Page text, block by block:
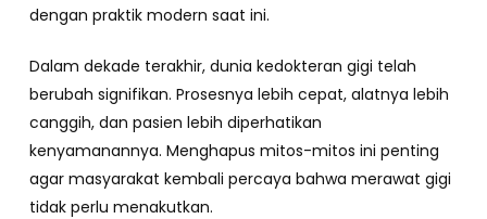
dengan praktik modern saat ini.
Dalam dekade terakhir, dunia kedokteran gigi telah
berubah signifikan. Prosesnya lebih cepat, alatnya lebih
canggih, dan pasien lebih diperhatikan
kenyamanannya. Menghapus mitos-mitos ini penting
agar masyarakat kembali percaya bahwa merawat gigi
tidak perlu menakutkan.